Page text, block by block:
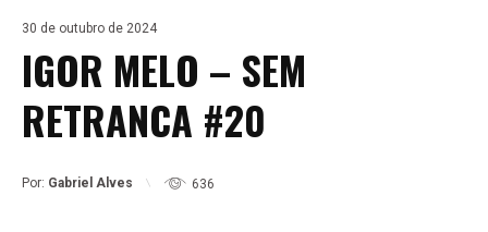
30 de outubro de 2024
IGOR MELO – SEM
RETRANCA #20
Por: Gabriel Alves 636